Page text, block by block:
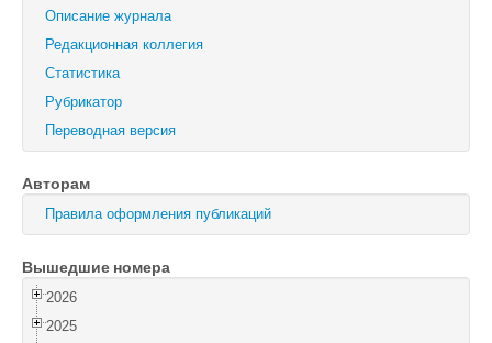
Письма в Журнал технической физики
Физика твердого тела
Поиск
Описание журнала
Редакционная коллегия
Статистика
Рубрикатор
Переводная версия
Авторам
Правила оформления публикаций
Вышедшие номера
2026
2025